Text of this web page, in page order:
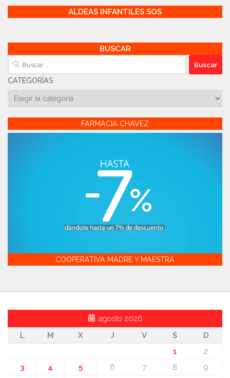
ALDEAS INFANTILES SOS
BUSCAR
Buscar:
CATEGORÍAS
Categorías
FARMACIA CHAVEZ
COOPERATIVA MADRE Y MAESTRA
agosto 2026
L
M X J V S
D
1
2
3
4 5 6 7 8
9